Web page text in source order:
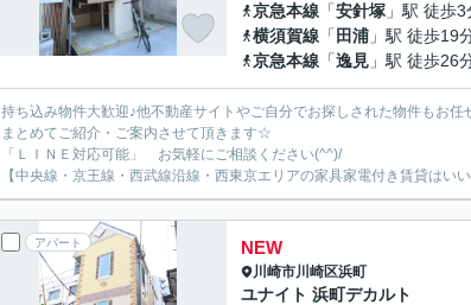
京急本線 「安針塚 」駅 徒歩3
横須賀線 「 田浦 」駅 徒歩19
京急本線 「逸見 」駅 徒歩26
持ち込み物件大歓迎♪他不動産サイトやご自分でお探しされた物件もお任
まとめてご紹介・ご案内させて頂きます☆
「ＬＩＮＥ対応可能」 お気軽にご相談ください(^^)/
【中央線・京王線・西武線沿線・西東京エリアの家具家電付き賃貸はい
アパート NEW
川崎市川崎区浜町
ユナイト 浜町デカルト